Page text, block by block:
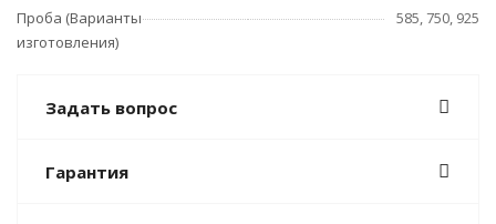
Проба (Варианты
изготовления)
585, 750, 925
Задать вопрос
Гарантия